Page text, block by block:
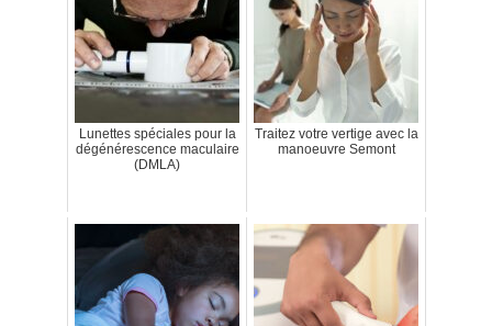
Lunettes spéciales pour la
dégénérescence maculaire
(DMLA)
Traitez votre vertige avec la
manoeuvre Semont